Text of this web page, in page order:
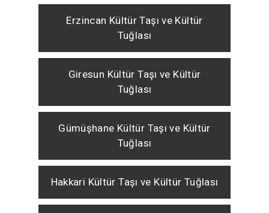
Erzincan Kültür Taşı ve Kültür
Tuğlası
Giresun Kültür Taşı ve Kültür
Tuğlası
Gümüşhane Kültür Taşı ve Kültür
Tuğlası
Hakkari Kültür Taşı ve Kültür Tuğlası